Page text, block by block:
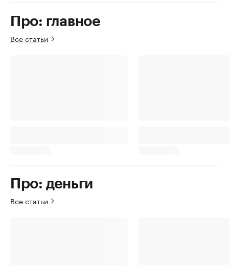
Про: главное
Все статьи
Про: деньги
Все статьи